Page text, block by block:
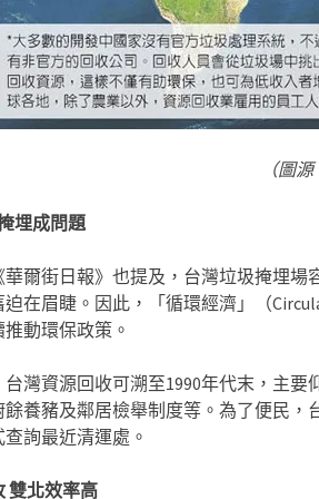
（圖
埋成問題
華爾街日報》也提及，台灣垃圾掩埋
迫在眉睫。因此，「循環經濟」（
動環保政策。
台灣資源回收可溯至1990年代末，主
餘養豬及鄰居檢舉制度等。為了便民，
詢最近清運處。
雙北效率高